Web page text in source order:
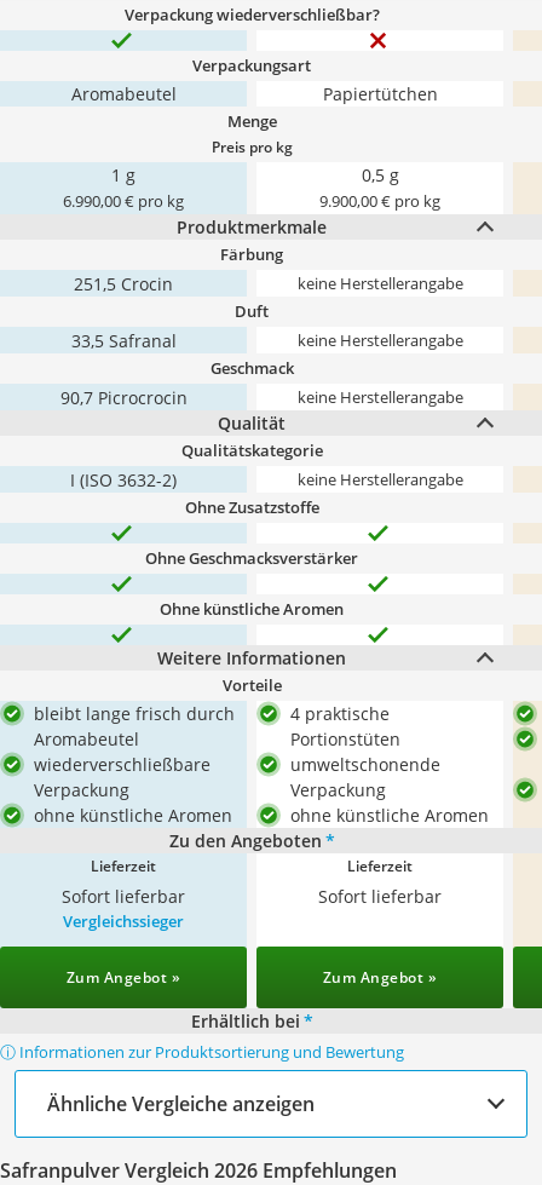
Verpackung wiederverschließbar?
Verpackungsart
Aromabeutel Papiertütchen
Menge
Preis pro kg
1 g
6.990,00 € pro kg
0,5 g
9.900,00 € pro kg
Produktmerkmale
Färbung
251,5 Crocin keine Herstellerangabe
Duft
33,5 Safranal keine Herstellerangabe
Geschmack
90,7 Picrocrocin keine Herstellerangabe
Qualität
Qualitätskategorie
I (ISO 3632-2) keine Herstellerangabe
Ohne Zusatzstoffe
Ohne Geschmacksverstärker
Ohne künstliche Aromen
Weitere Informationen
Vorteile
bleibt lange frisch durch
Aromabeutel
wiederverschließbare
Verpackung
ohne künstliche Aromen
4 praktische
Portionstüten
umweltschonende
Verpackung
ohne künstliche Aromen
Zu den Angeboten *
Lieferzeit
Sofort lieferbar
Lieferzeit
Sofort lieferbar
Vergleichssieger
Zum Angebot » Zum Angebot »
Erhältlich bei *
ⓘ Informationen zur Produktsortierung und Bewertung
Ähnliche Vergleiche anzeigen
Safranpulver Vergleich 2026 Empfehlungen